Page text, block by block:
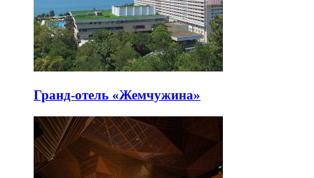
Гранд-отель «Жемчужина»